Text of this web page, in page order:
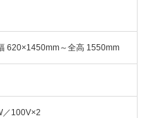
620×1450mm～全高 1550mm
／100V×2